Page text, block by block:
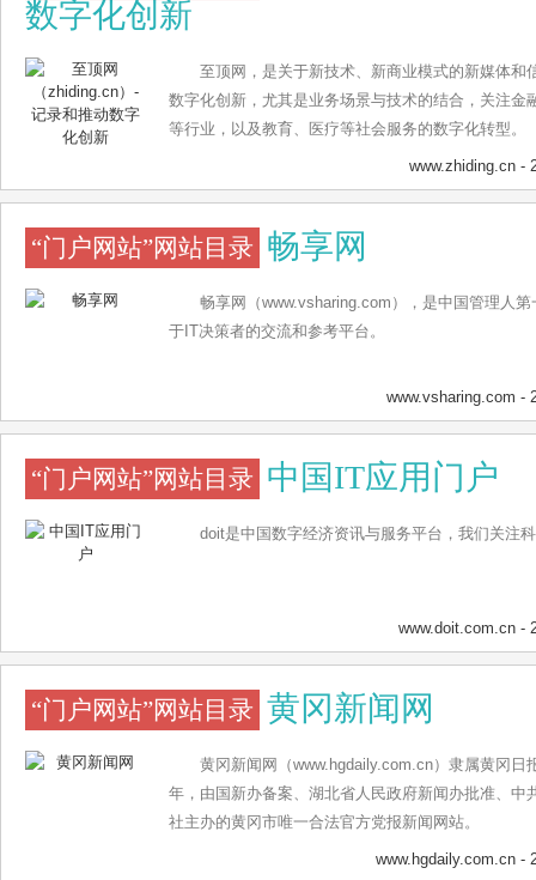
数字化创新
至顶网，是关于新技术、新商业模式的新媒体和
数字化创新，尤其是业务场景与技术的结合，关注金
等行业，以及教育、医疗等社会服务的数字化转型。
www.zhiding.cn -
“门户网站”网站目录 畅享网
畅享网（www.vsharing.com），是中国管理人
于IT决策者的交流和参考平台。
www.vsharing.com -
“门户网站”网站目录 中国IT应用门户
doit是中国数字经济资讯与服务平台，我们关注
www.doit.com.cn -
“门户网站”网站目录 黄冈新闻网
黄冈新闻网（www.hgdaily.com.cn）隶属黄冈日
年，由国新办备案、湖北省人民政府新闻办批准、中
社主办的黄冈市唯一合法官方党报新闻网站。
www.hgdaily.com.cn -